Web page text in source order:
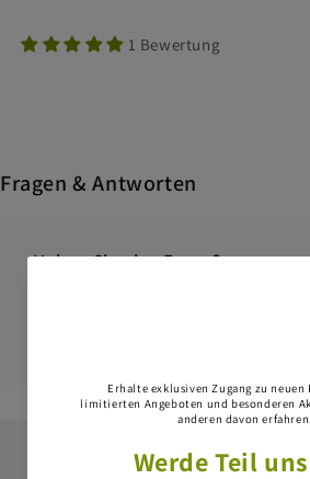
1 Bewertung
Fragen & Antworten
Haben Sie eine Frage?